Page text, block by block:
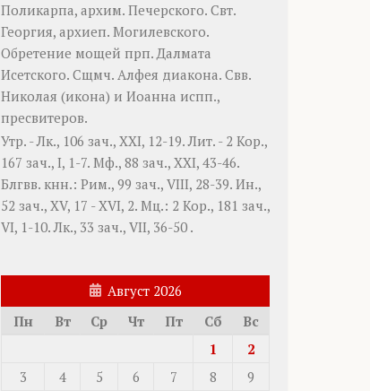
Поликарпа, архим. Печерского. Свт.
Георгия, архиеп. Могилевского.
Обретение мощей прп.Далмата
Исетского. Сщмч. Алфея диакона. Свв.
Николая (икона) и Иоанна испп.,
пресвитеров.
Утр. -Лк., 106 зач., XXI, 12-19.Лит. - 2 Кор.,
167 зач., I, 1-7. Мф., 88 зач., XXI, 43-46.
Блгвв. кнн.: Рим., 99 зач., VIII, 28-39. Ин.,
52 зач., XV, 17 - XVI, 2. Мц.: 2 Кор., 181 зач.,
VI, 1-10. Лк., 33 зач., VII, 36-50 .
Август 2026
Пн
Вт Ср Чт Пт Сб
Вс
1
2
3
4 5 6 7 8
9